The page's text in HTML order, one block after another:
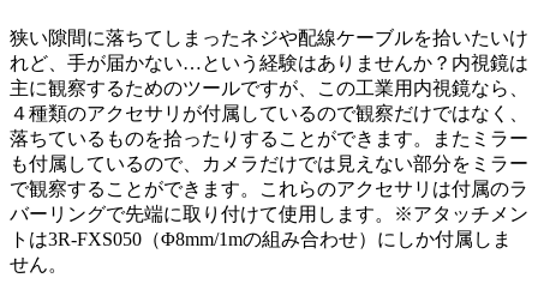
狭い隙間に落ちてしまったネジや配線ケーブルを拾いたいけ
れど、手が届かない…という経験はありませんか？内視鏡は
主に観察するためのツールですが、この工業用内視鏡なら、
４種類のアクセサリが付属しているので観察だけではなく、
落ちているものを拾ったりすることができます。またミラー
も付属しているので、カメラだけでは見えない部分をミラー
で観察することができます。これらのアクセサリは付属のラ
バーリングで先端に取り付けて使用します。※アタッチメン
トは3R-FXS050（Φ8mm/1mの組み合わせ）にしか付属しま
せん。